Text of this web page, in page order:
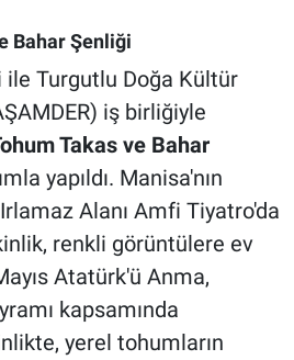
Bahar Şenliği
Turgutlu Doğa Kültür
iş birliğiyle
Takas ve Bahar
yapıldı. Manisa'nın
Alanı Amfi Tiyatro'da
renkli görüntülere ev
Atatürk'ü Anma,
kapsamında
yerel tohumların